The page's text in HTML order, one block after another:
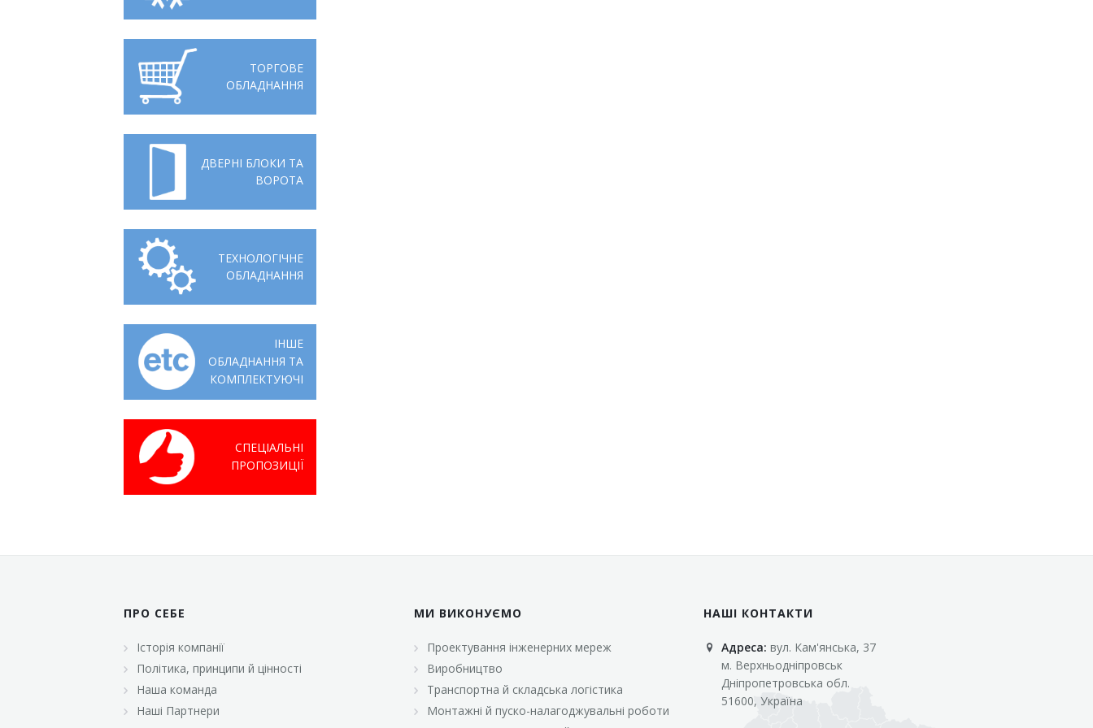
Ліцензії, сертифікати, дипломи
Відео
Вакансії
Сервіс
Модернізація
ТОРГОВЕ
ОБЛАДНАННЯ
ДВЕРНІ БЛОКИ ТА
ВОРОТА
ТЕХНОЛОГІЧНЕ
ОБЛАДНАННЯ
ІНШЕ
ОБЛАДНАННЯ ТА
КОМПЛЕКТУЮЧІ
СПЕЦІАЛЬНІ
ПРОПОЗИЦІЇ
ПРО СЕБЕ
Історія компанії
Політика, принципи й цінності
Наша команда
Наші Партнери
МИ ВИКОНУЄМО
Проектування інженерних мереж
Виробництво
Транспортна й складська логістика
Монтажні й пуско-налагоджувальні роботи
НАШІ КОНТАКТИ
Адреса: вул. Кам'янська, 37
м. Верхньодніпровськ
Дніпропетровська обл.
51600, Україна